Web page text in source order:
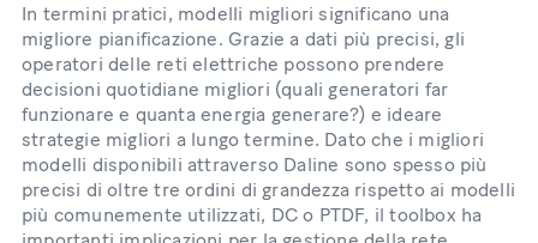
In termini pratici, modelli migliori significano una
migliore pianificazione. Grazie a dati più precisi, gli
operatori delle reti elettriche possono prendere
decisioni quotidiane migliori (quali generatori far
funzionare e quanta energia generare?) e ideare
strategie migliori a lungo termine. Dato che i migliori
modelli disponibili attraverso Daline sono spesso più
precisi di oltre tre ordini di grandezza rispetto ai modelli
più comunemente utilizzati, DC o PTDF, il toolbox ha